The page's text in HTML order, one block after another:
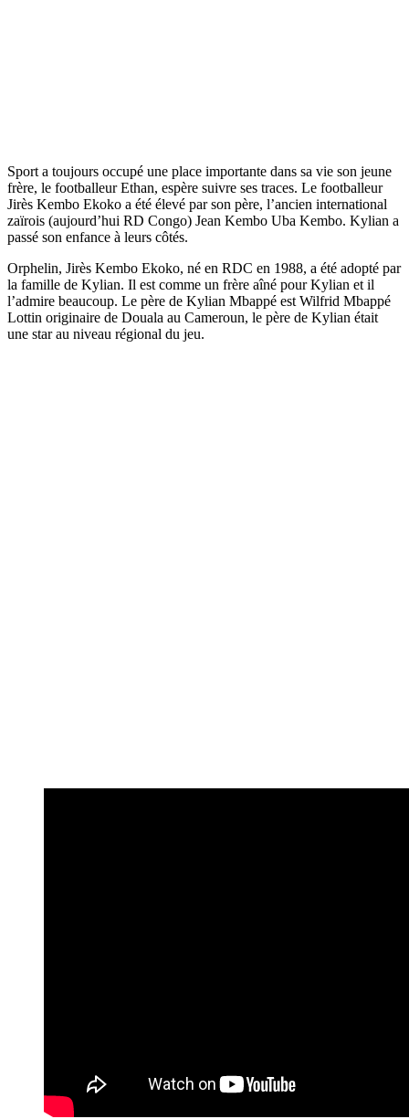
Sport a toujours occupé une place importante dans sa vie son jeune
frère, le footballeur Ethan, espère suivre ses traces. Le footballeur
Jirès Kembo Ekoko a été élevé par son père, l’ancien international
zaïrois (aujourd’hui RD Congo) Jean Kembo Uba Kembo. Kylian a
passé son enfance à leurs côtés.
Orphelin, Jirès Kembo Ekoko, né en RDC en 1988, a été adopté par
la famille de Kylian. Il est comme un frère aîné pour Kylian et il
l’admire beaucoup. Le père de Kylian Mbappé est Wilfrid Mbappé
Lottin originaire de Douala au Cameroun, le père de Kylian était
une star au niveau régional du jeu.